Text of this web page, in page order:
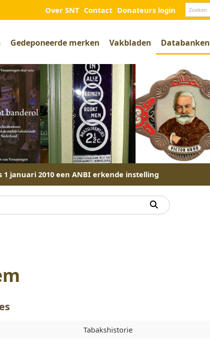
Over SNT Contact Donateurs login
Gedeponeerde merken Vakbladen Databanken
januari 2010 een ANBI erkende instelling
Tabakshistorie